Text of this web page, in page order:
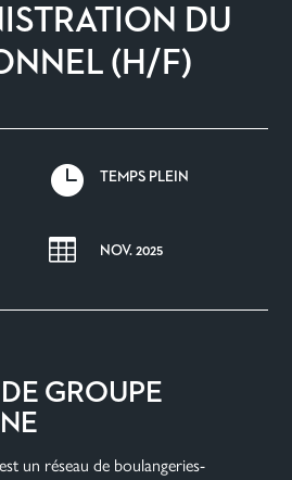
DU
(H/F)
 TEMPS PLEIN
 NOV. 2025
GROUPE
un réseau de boulangeries-